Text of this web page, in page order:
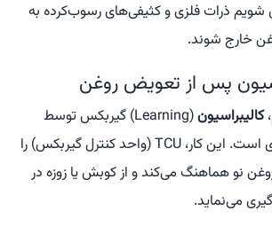
شویم ذرات فلزی و کثیفی‌های رسوب‌کرده به
خارج شوند.
پس از تعویض روغن
کالیبراسیون(Learning) گیربکس توسط
ضروری است. این کار، TCU (واحد کنترل گیربکس) را
نو هماهنگ می‌کند و از کوبش یا زوزه در
می‌نماید.